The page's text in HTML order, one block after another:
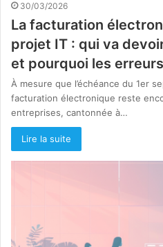
30/03/2026
La facturation
projet IT : qui va
et pourquoi les
À mesure que l’échéance du 1er
facturation électronique reste
entreprises, cantonnée à…
Lire la suite